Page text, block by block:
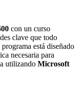
con un curso
clave que todo
está diseñado
necesaria para
utilizando Microsoft